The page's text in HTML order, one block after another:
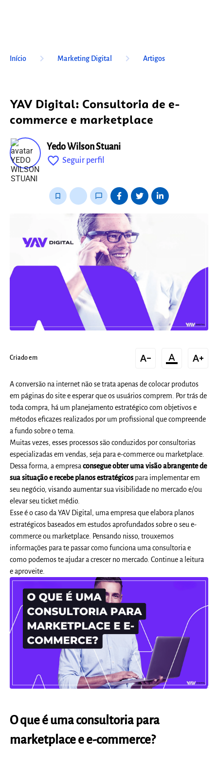
Início keyboard_arrow_right Marketing Digital keyboard_arrow_right Artigos
YAV Digital: Consultoria de e-
commerce e marketplace
Yedo Wilson Stuani
favorite_outline Seguir perfil
fixo
bookmark_border chat_bubble_outline
Criado em text_decrease format_color_text text_increase
A conversão na internet não se trata apenas de colocar produtos
em páginas do site e esperar que os usuários comprem. Por trás de
toda compra, há um planejamento estratégico com objetivos e
métodos eficazes realizados por um profissional que compreende
a fundo sobre o tema.
Muitas vezes, esses processos são conduzidos por consultorias
especializadas em vendas, seja para e-commerce ou marketplace.
Dessa forma, a empresaconsegue obter uma visão abrangente de
sua situação e recebe planos estratégicos para implementar em
seu negócio, visando aumentar sua visibilidade no mercado e/ou
elevar seu ticket médio.
Esse é o caso da YAV Digital, uma empresa que elabora planos
estratégicos baseados em estudos aprofundados sobre o seu e-
commerce ou marketplace. Pensando nisso, trouxemos
informações para te passar como funciona uma consultoria e
como podemos te ajudar a crescer no mercado. Continue a leitura
e aproveite.
O que é uma consultoria para
marketplace e e-commerce?